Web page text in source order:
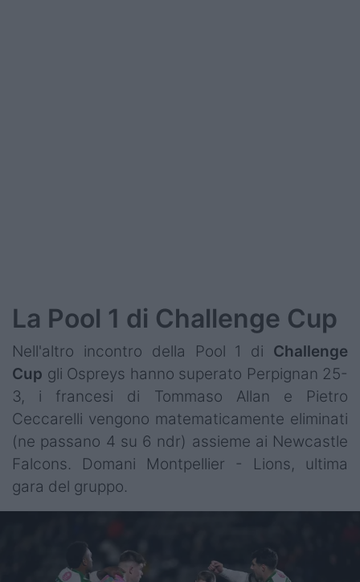
La Pool 1 di Challenge Cup
Nell'altro incontro della Pool 1 di Challenge
Cup gli Ospreys hanno superato Perpignan 25-
3, i francesi di Tommaso Allan e Pietro
Ceccarelli vengono matematicamente eliminati
(ne passano 4 su 6 ndr) assieme ai Newcastle
Falcons. Domani Montpellier - Lions, ultima
gara del gruppo.